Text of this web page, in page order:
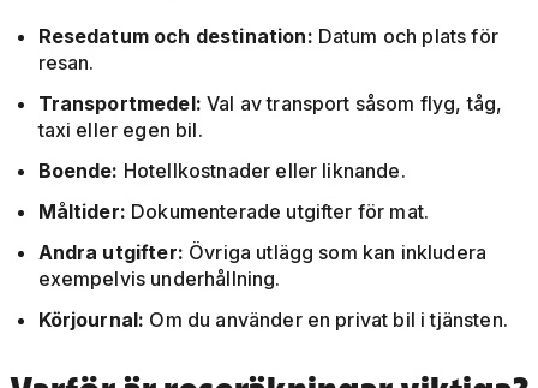
Resedatum och destination: Datum och plats för
resan.
Transportmedel: Val av transport såsom flyg, tåg,
taxi eller egen bil.
Boende: Hotellkostnader eller liknande.
Måltider: Dokumenterade utgifter för mat.
Andra utgifter: Övriga utlägg som kan inkludera
exempelvis underhållning.
Körjournal: Om du använder en privat bil i tjänsten.